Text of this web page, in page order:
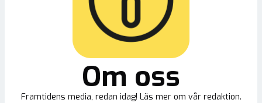
Om oss
Framtidens media, redan idag! Läs mer om vår redaktion.